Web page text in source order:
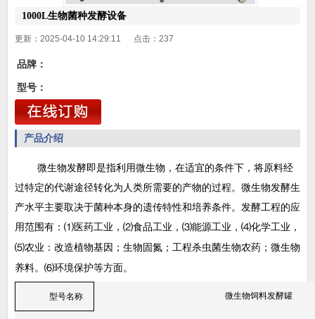
1000L生物菌种发酵设备
更新：2025-04-10 14:29:11 点击： 237
品牌：
型号：
产品介绍
微生物发酵即是指利用微生物，在适宜的条件下，将原料经
过特定的代谢途径转化为人类所需要的产物的过程。微生物发酵生
产水平主要取决于菌种本身的遗传特性和培养条件。发酵工程的应
用范围有： ⑴医药工业， ⑵食品工业， ⑶能源工业， ⑷化学工业，
⑸农业：改造植物基因；生物固氮；工程杀虫菌生物农药；微生物
养料。 ⑹环境保护等方面。
型号名称 微生物饲料发酵罐